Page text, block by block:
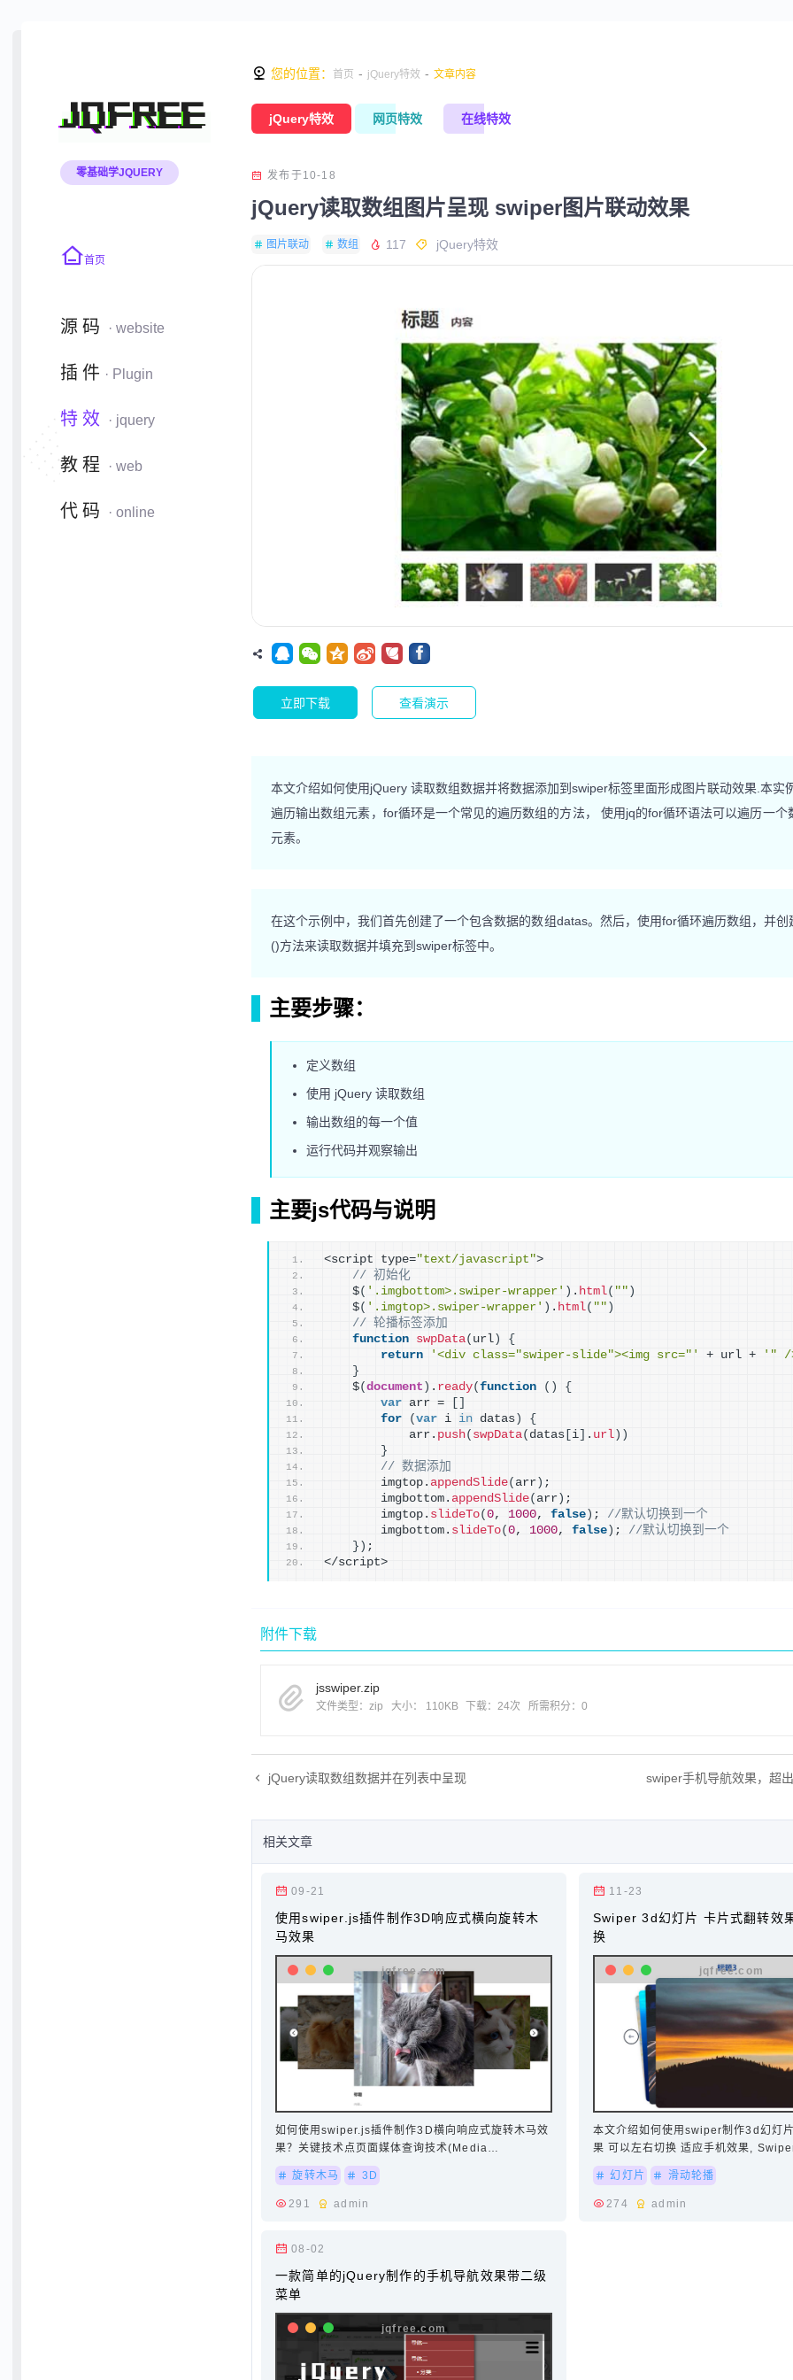
JQFREE
零基础学JQUERY
首页
源码 · website
插件 · Plugin
特效 · jquery
教程 · web
代码 · online
您的位置： 首页 - jQuery特效 - 文章内容
jQuery特效 网页特效 在线特效
发布于10-18
jQuery读取数组图片呈现 swiper图片联动效果
图片联动 数组 117 jQuery特效
立即下载 查看演示
本文介绍如何使用jQuery 读取数组数据并将数据添加到swiper标签里面形成图片联动效果.本实
遍历输出数组元素，for循环是一个常见的遍历数组的方法， 使用jq的for循环语法可以遍历一个
元素。
在这个示例中，我们首先创建了一个包含数据的数组datas。然后，使用for循环遍历数组，并创
()方法来读取数据并填充到swiper标签中。
主要步骤：
定义数组
使用 jQuery 读取数组
输出数组的每一个值
运行代码并观察输出
主要js代码与说明
<script type="text/javascript">
// 初始化
    $
( '.imgbottom>.swiper-wrapper' ) . html( "" )
    $
( '.imgtop>.swiper-wrapper' ) . html( "" )
// 轮播标签添加
function swpData( url )
{
return
'<div class="swiper-slide"><img src="' + url +
'" /
}
    $
( document ) . ready( function ( )
{
var arr =
for
( var i in datas )
{
            arr.
push( swpData( datas i . url ) )
}
// 数据添加
        imgtop.
appendSlide( arr ) ;
        imgbottom.
appendSlide( arr ) ;
        imgtop.
slideTo( 0, 1000, false ) ; //默认切换到一个
        imgbottom.
slideTo( 0, 1000, false ) ; //默认切换到一个
} ) ;
</script>
附件下载
jsswiper.zip
文件类型：zip 大小： 110KB 下载： 24次 所需积分：0
jQuery读取数组数据并在列表中呈现 swiper手机导航效果，超
相关文章
09-21
使用swiper.js插件制作3D响应式横向旋转木
马效果
如何使用swiper.js插件制作3D横向响应式旋转木马效
果？关键技术点页面媒体查询技术(Media
Queries)effect 设置Slide的切换效果 本例子用的
是"coverflow"…
旋转木马 3D
291 admin
11-23
Swiper 3d幻灯片 卡片式翻转效
换
本文介绍如何使用swiper制作3d幻灯
果 可以左右切换 适应手机效果,
免费、强大的触摸滑动插件，常用于移
触摸滑动…
幻灯片 滑动轮播
274 admin
08-02
一款简单的jQuery制作的手机导航效果带二级
菜单